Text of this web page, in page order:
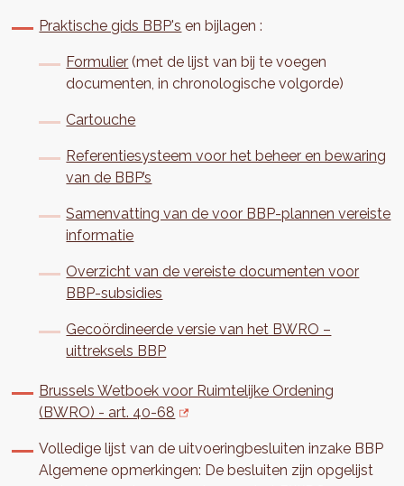
Praktische gids BBP's en bijlagen :
Formulier (met de lijst van bij te voegen
documenten, in chronologische volgorde)
Cartouche
Referentiesysteem voor het beheer en bewaring
van de BBP’s
Samenvatting van de voor BBP-plannen vereiste
informatie
Overzicht van de vereiste documenten voor
BBP-subsidies
Gecoördineerde versie van het BWRO –
uittreksels BBP
Brussels Wetboek voor Ruimtelijke Ordening
(BWRO) - art. 40-68
Volledige lijst van de uitvoeringbesluiten inzake BBP
Algemene opmerkingen: De besluiten zijn opgelijst